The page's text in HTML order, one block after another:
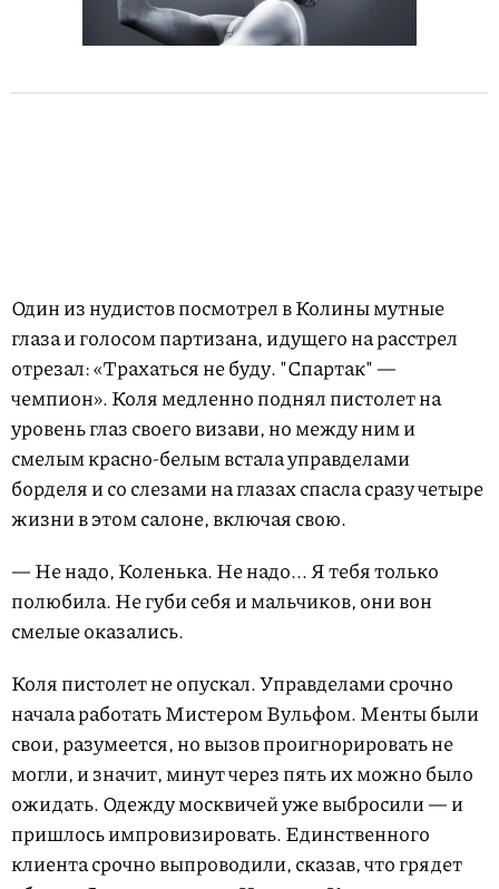
Один из нудистов посмотрел в Колины мутные
глаза и голосом партизана, идущего на расстрел
отрезал: «Трахаться не буду. "Спартак" —
чемпион». Коля медленно поднял пистолет на
уровень глаз своего визави, но между ним и
смелым красно-белым встала управделами
борделя и со слезами на глазах спасла сразу четыре
жизни в этом салоне, включая свою.
— Не надо, Коленька. Не надо... Я тебя только
полюбила. Не губи себя и мальчиков, они вон
смелые оказались.
Коля пистолет не опускал. Управделами срочно
начала работать Мистером Вульфом. Менты были
свои, разумеется, но вызов проигнорировать не
могли, и значит, минут через пять их можно было
ожидать. Одежду москвичей уже выбросили — и
пришлось импровизировать. Единственного
клиента срочно выпроводили, сказав, что грядет